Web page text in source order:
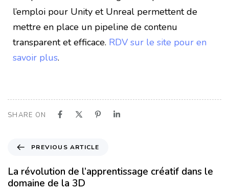
l’emploi pour Unity et Unreal permettent de
mettre en place un pipeline de contenu
transparent et efficace. RDV sur le site pour en
savoir plus.
SHARE ON
PREVIOUS ARTICLE
La révolution de l’apprentissage créatif dans le
domaine de la 3D